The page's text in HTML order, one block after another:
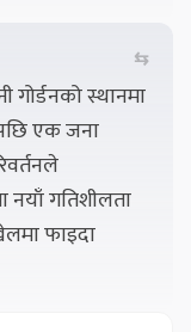
⇆
गोर्डनको स्थानमा
एक जना
नयाँ गतिशीलता
फाइदा